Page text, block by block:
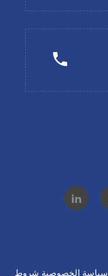
سياسة الخصوصية شروط